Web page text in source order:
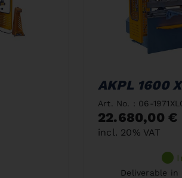
AKPL 1600
Art. No. : 06-
22.680,00 €
incl. 20% VAT
Deliverable in